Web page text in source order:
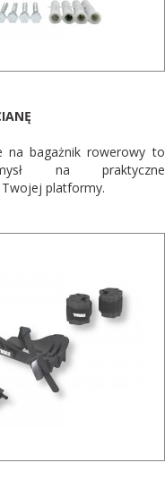
na bagażnik rowerowy to
na praktyczne
platformy.